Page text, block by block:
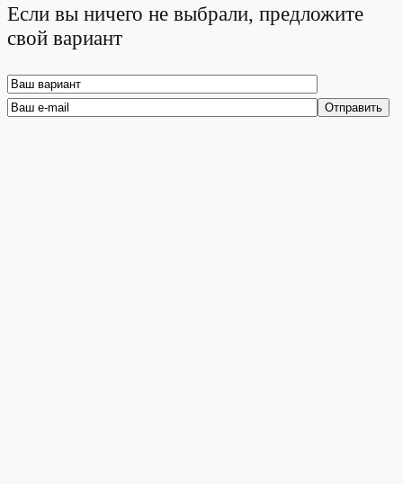
Если вы ничего не выбрали, предложите
свой вариант